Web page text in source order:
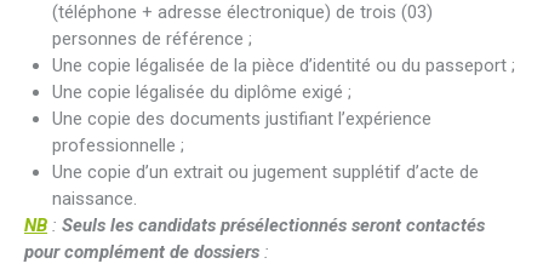
(téléphone + adresse électronique) de trois (03)
personnes de référence ;
Une copie légalisée de la pièce d’identité ou du passeport ;
Une copie légalisée du diplôme exigé ;
Une copie des documents justifiant l’expérience
professionnelle ;
Une copie d’un extrait ou jugement supplétif d’acte de
naissance.
NB : Seuls les candidats présélectionnés seront contactés
pour complément de dossiers :